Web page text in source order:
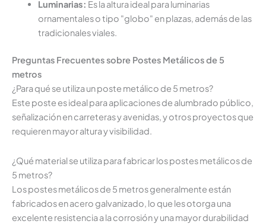
Luminarias: Es la altura ideal para luminarias
ornamentales o tipo "globo" en plazas, además de las
tradicionales viales.
Preguntas Frecuentes sobre Postes Metálicos de 5
metros
¿Para qué se utiliza un poste metálico de 5 metros?
Este poste es ideal para aplicaciones de alumbrado público,
señalización en carreteras y avenidas, y otros proyectos que
requieren mayor altura y visibilidad.
¿Qué material se utiliza para fabricar los postes metálicos de
5 metros?
Los postes metálicos de 5 metros generalmente están
fabricados en acero galvanizado, lo que les otorga una
excelente resistencia a la corrosión y una mayor durabilidad